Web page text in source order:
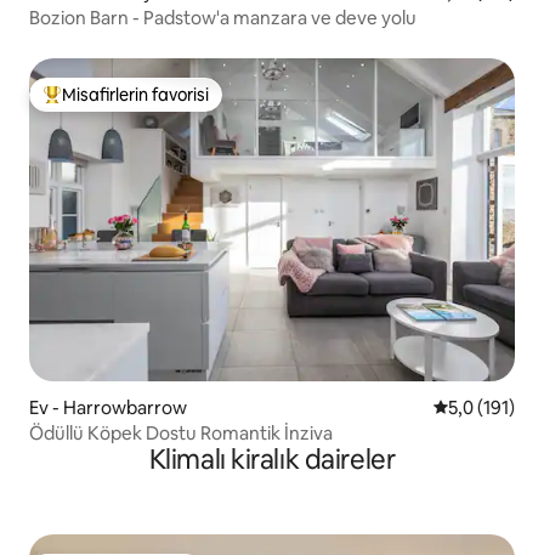
Bozion Barn - Padstow'a manzara ve deve yolu
Misafirlerin favorilerinden en beğenilenler arasında
Misafirlerin favorisi
Ev - Harrowbarrow 5 üzerinden
5,0 (191)
Ödüllü Köpek Dostu Romantik İnziva
Klimalı kiralık daireler